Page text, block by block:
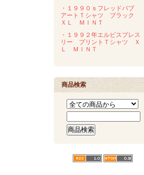
・１９９０ｓフレッドバブ
アートＴシャツ ブラック
ＸＬ ＭＩＮＴ
・１９９２年エルビスプレス
リー プリントＴシャツ Ｘ
Ｌ ＭＩＮＴ
商品検索